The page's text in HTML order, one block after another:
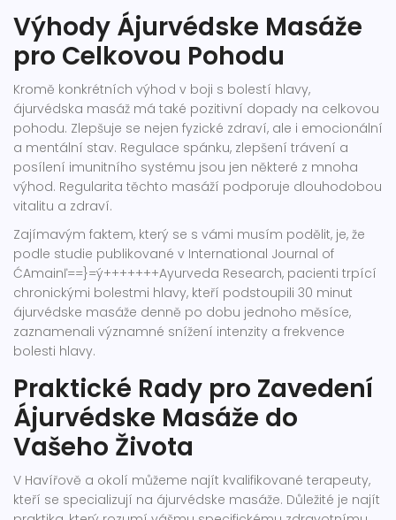
Výhody Ájurvédske Masáže
pro Celkovou Pohodu
Kromě konkrétních výhod v boji s bolestí hlavy,
ájurvédska masáž má také pozitivní dopady na celkovou
pohodu. Zlepšuje se nejen fyzické zdraví, ale i emocionální
a mentální stav. Regulace spánku, zlepšení trávení a
posílení imunitního systému jsou jen některé z mnoha
výhod. Regularita těchto masáží podporuje dlouhodobou
vitalitu a zdraví.
Zajímavým faktem, který se s vámi musím podělit, je, že
podle studie publikované v International Journal of
ĆAmainľ==}=ý+++++++Ayurveda Research, pacienti trpící
chronickými bolestmi hlavy, kteří podstoupili 30 minut
ájurvédske masáže denně po dobu jednoho měsíce,
zaznamenali významné snížení intenzity a frekvence
bolesti hlavy.
Praktické Rady pro Zavedení
Ájurvédske Masáže do
Vašeho Života
V Havířově a okolí můžeme najít kvalifikované terapeuty,
kteří se specializují na ájurvédske masáže. Důležité je najít